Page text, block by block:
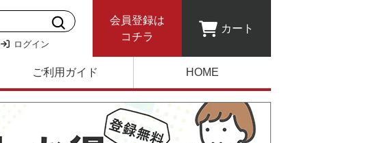
ログイン
会員登録は
コチラ
カート
ご利用ガイド HOME